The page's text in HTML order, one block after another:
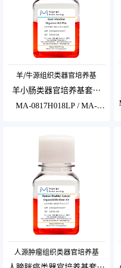
羊/牛源组织类器官培养基
羊小肠类器官培养基套装
Plus
MA-0817H018LP / MA-
0817H018SP
人源肿瘤组织类器官培养基